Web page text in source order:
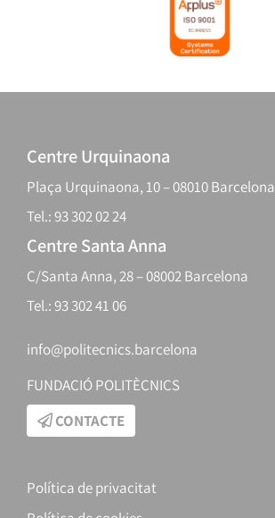
Centre Urquinaona
Plaça Urquinaona, 10 – 08010 Barcelona
Tel.: 93 302 02 24
Centre Santa Anna
C/Santa Anna, 28 – 08002 Barcelona
Tel.: 93 302 41 06
info@politecnics.barcelona
FUNDACIÓ POLITÈCNICS
CONTACTE
Política de privacitat